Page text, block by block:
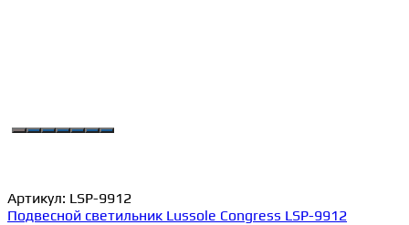
Артикул: LSP-9912
Подвесной светильник Lussole Congress LSP-9912